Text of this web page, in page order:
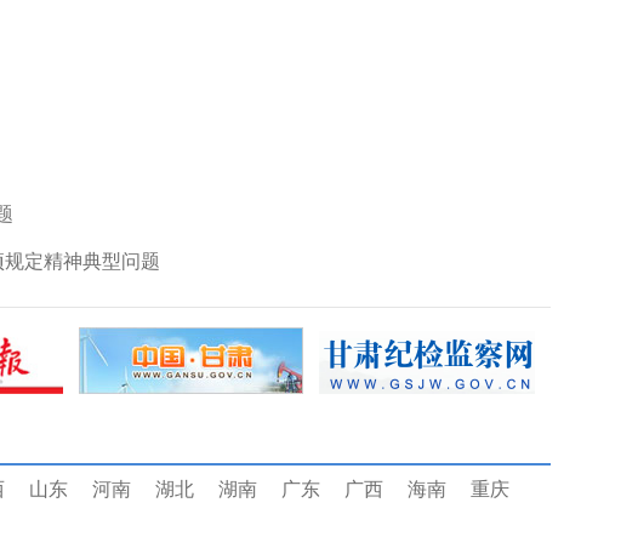
定精神典型问题
山东 河南 湖北 湖南 广东 广西 海南 重庆